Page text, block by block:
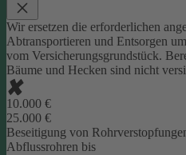
Wir ersetzen die erforderlichen
Abtransportieren und Entsorgen
vom Versicherungsgrundstück.
Bäume und Hecken sind nicht
10.000 €
25.000 €
Beseitigung von
Abflussrohren bis